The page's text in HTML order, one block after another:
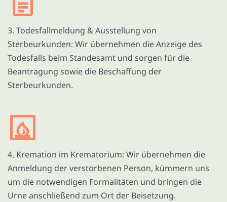
3. Todesfallmeldung & Ausstellung von
Sterbeurkunden: Wir übernehmen die Anzeige des
Todesfalls beim Standesamt und sorgen für die
Beantragung sowie die Beschaffung der
Sterbeurkunden.
4. Kremation im Krematorium: Wir übernehmen die
Anmeldung der verstorbenen Person, kümmern uns
um die notwendigen Formalitäten und bringen die
Urne anschließend zum Ort der Beisetzung.